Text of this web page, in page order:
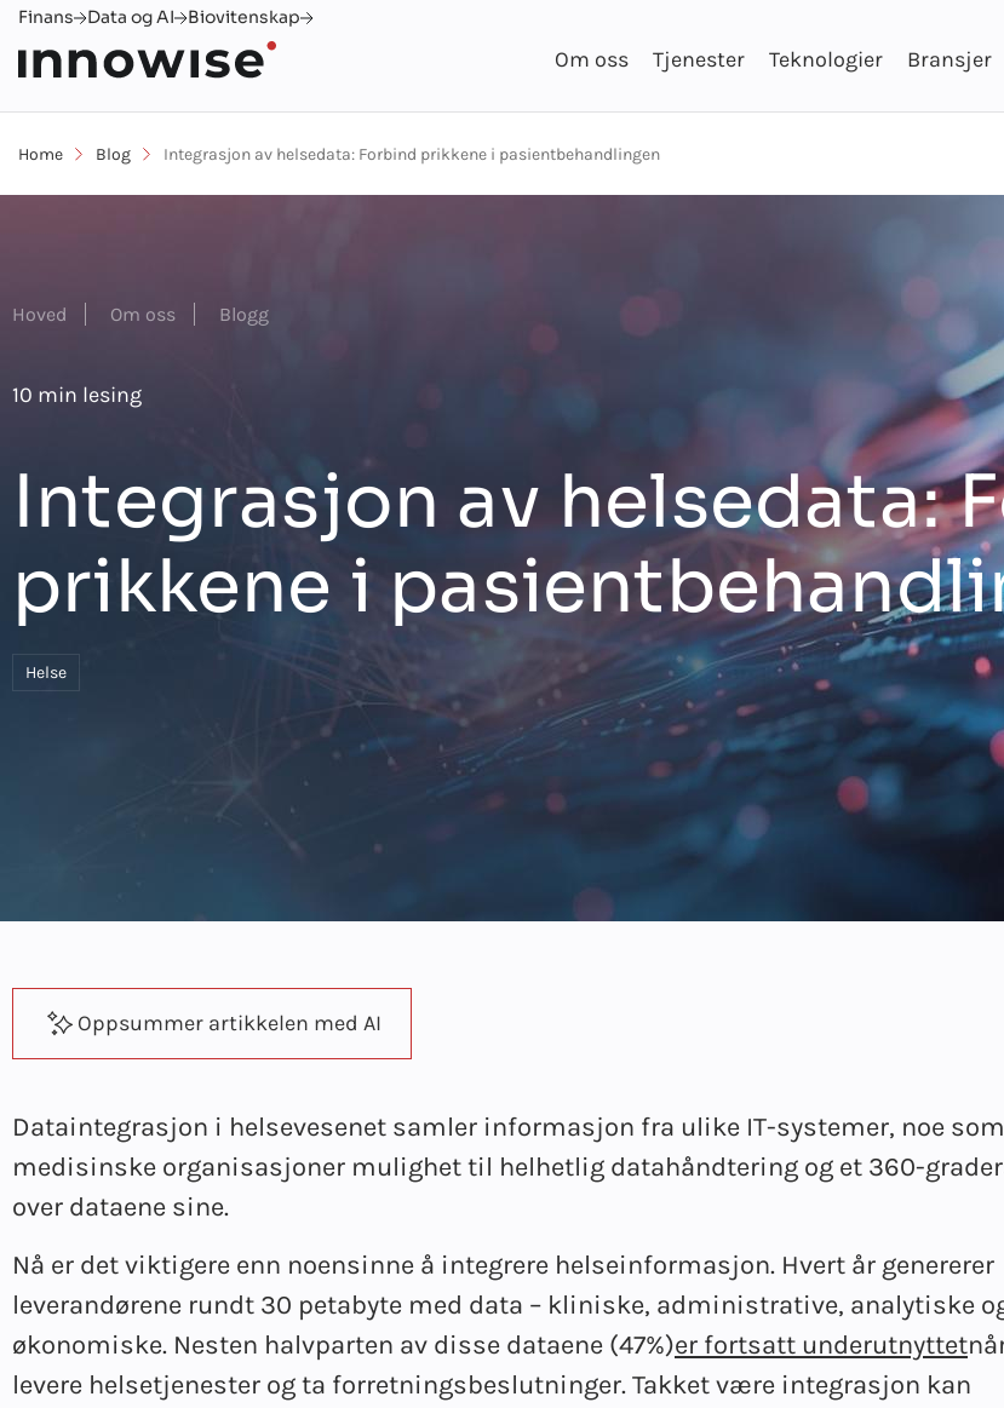
Finans Data og AI Biovitenskap
Om oss Tjenester Teknologier Bransjer
Home Blog Integrasjon av helsedata: Forbind prikkene i pasientbehandlingen
Hoved Om oss Blogg
10 min lesing
Integrasjon av helsedata:
prikkene i
Helse
Oppsummer artikkelen med AI
Dataintegrasjon i helsevesenet samler informasjon fra ulike IT-systemer, noe
medisinske organisasjoner mulighet til helhetlig datahåndtering og et 360-
over dataene sine.
Nå er det viktigere enn noensinne å integrere helseinformasjon. Hvert år genererer
leverandørene rundt 30 petabyte med data – kliniske, administrative, analytiske
økonomiske. Nesten halvparten av disse dataene (47%)er fortsatt underutnyttet
levere helsetjenester og ta forretningsbeslutninger. Takket være integrasjon kan